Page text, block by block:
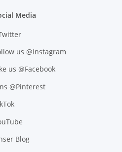
Media
us @Instagram
us @Facebook
@Pinterest
Blog